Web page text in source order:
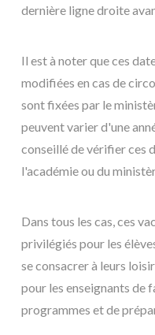
dernière ligne droite
Il est à noter que ces
modifiées en cas de
sont fixées par le
peuvent varier d'une
conseillé de vérifier ces
l'académie ou du
Dans tous les cas, ces
privilégiés pour les
se consacrer à leurs
pour les enseignants de
programmes et de